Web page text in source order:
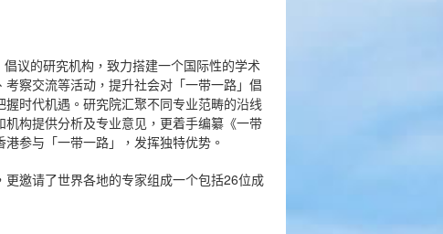
议的研究机构，致力搭建一个国际性的学术
察交流等活动，提升社会对「一带一路」倡
时代机遇。研究院汇聚不同专业范畴的沿线
构提供分析及专业意见，更着手编纂《一带
参与「一带一路」，发挥独特优势。
邀请了世界各地的专家组成一个包括26位成